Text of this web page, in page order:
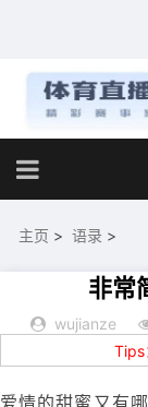
主页 > 语录 >
非常
wujianze
Tips
爱情的甜蜜又有